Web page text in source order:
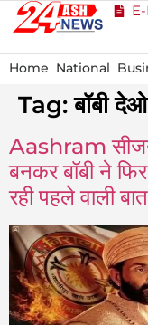
Home National
Tag:बॉबी
Aashram सीजन
बनकर बॉबी ने
रही पहले वाली बात